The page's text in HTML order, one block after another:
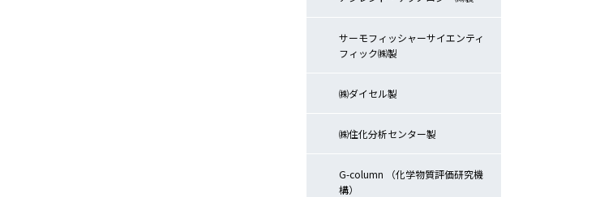
サーモフィッシャーサイエンティ
フィック㈱製
㈱ダイセル製
㈱住化分析センター製
G-column （化学物質評価研究機
構）